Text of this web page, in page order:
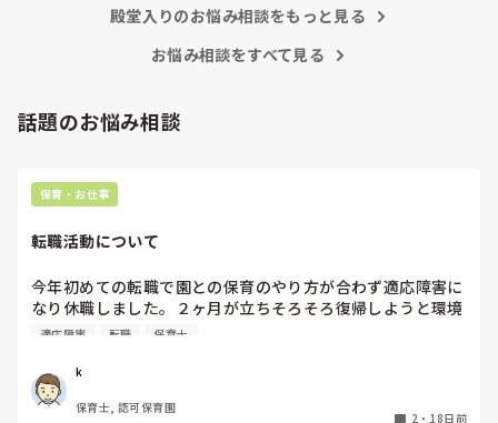
殿堂入りのお悩み相談をもっと見る
お悩み相談をすべて見る
話題のお悩み相談
保育・お仕事
転職活動について
今年初めての転職で園との保育のやり方が合わず適応障害に
なり休職しました。２ヶ月が立ちそろそろ復帰しようと環境
を変え転職活動をしていますが、皆さんは転職活動の際、適
適応障害 転職 保育士
k
保育士, 認可保育園
2 ・ 18日前